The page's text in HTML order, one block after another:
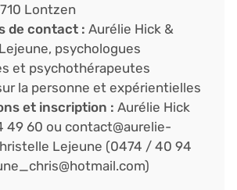
Lontzen
de contact : Aurélie Hick &
psychologues
et psychothérapeutes
la personne et expérientielles
et inscription : Aurélie Hick
49 60 ou contact@aurelie-
Lejeune (0474 / 40 94